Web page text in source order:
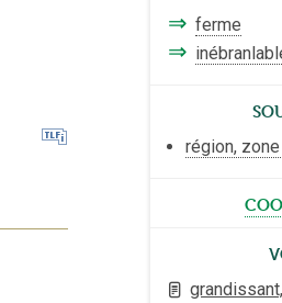
⇒ ferme
⇒
région,